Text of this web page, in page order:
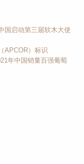
国启动第三届软木大使
APCOR）标识
年中国销量百强葡萄